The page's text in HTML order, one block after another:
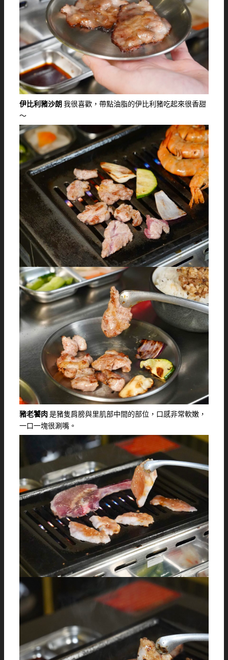
伊比利豬沙朗我很喜歡，帶點油脂的伊比利豬吃起來很香甜
～
豬老饕肉是豬隻肩膀與里肌部中間的部位，口感非常軟嫩，
一口一塊很涮嘴。